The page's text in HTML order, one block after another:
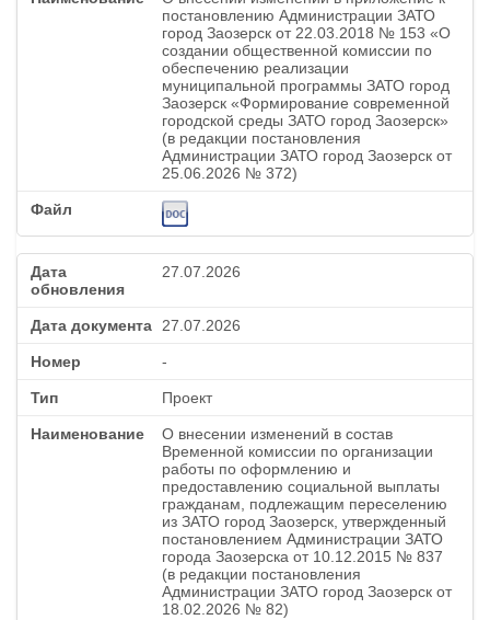
постановлению Администрации ЗАТО
город Заозерск от 22.03.2018 № 153 «О
создании общественной комиссии по
обеспечению реализации
муниципальной программы ЗАТО город
Заозерск «Формирование современной
городской среды ЗАТО город Заозерск»
(в редакции постановления
Администрации ЗАТО город Заозерск от
25.06.2026 № 372)
27.07.2026
27.07.2026
-
Проект
О внесении изменений в состав
Временной комиссии по организации
работы по оформлению и
предоставлению социальной выплаты
гражданам, подлежащим переселению
из ЗАТО город Заозерск, утвержденный
постановлением Администрации ЗАТО
города Заозерска от 10.12.2015 № 837
(в редакции постановления
Администрации ЗАТО город Заозерск от
18.02.2026 № 82)